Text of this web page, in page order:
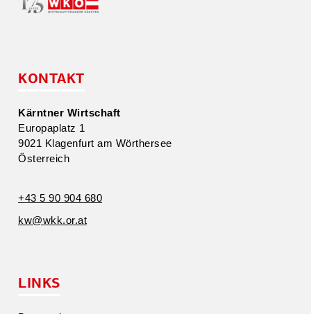
KONTAKT
Kärntner Wirtschaft
Europa­platz 1
9021 Klagenfurt am Wörthersee
Öster­reich
+43 5 90 904 680
kw@​wkk.​or.​at
LINKS